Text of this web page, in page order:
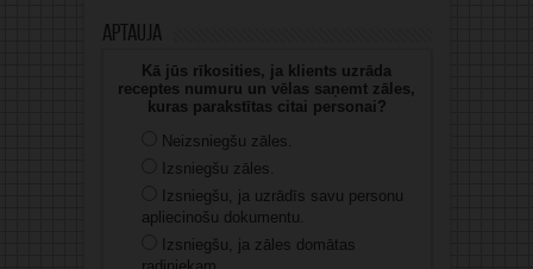
Aptauja
Kā jūs rīkosities, ja klients uzrāda
receptes numuru un vēlas saņemt zāles,
kuras parakstītas citai personai?
Neizsniegšu zāles.
Izsniegšu zāles.
Izsniegšu, ja uzrādīs savu personu
apliecinošu dokumentu.
Izsniegšu, ja zāles domātas